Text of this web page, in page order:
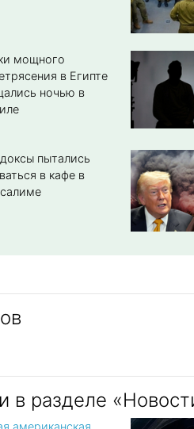
мощного
в Египте
ночью в
пытались
в кафе в
в разделе
американская